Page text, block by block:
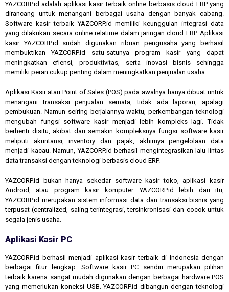
YAZCORP.id adalah aplikasi kasir terbaik online berbasis cloud ERP yang
dirancang untuk menangani berbagai usaha dengan banyak cabang.
Software kasir terbaik YAZCORP.id memiliki keunggulan integrasi data
yang dilakukan secara online relatime dalam jaringan cloud ERP. Aplikasi
kasir YAZCORP.id sudah digunakan ribuan pengusaha yang berhasil
membuktikan YAZCORP.id satu-satunya program kasir yang dapat
meningkatkan efiensi, produktivitas, serta inovasi bisnis sehingga
memiliki peran cukup penting dalam meningkatkan penjualan usaha.
Aplikasi Kasir atau Point of Sales (POS) pada awalnya hanya dibuat untuk
menangani transaksi penjualan semata, tidak ada laporan, apalagi
pembukuan. Namun seiring berjalannya waktu, perkembangan teknologi
mengubah fungsi software kasir menjadi lebih kompleks lagi. Tidak
berhenti disitu, akibat dari semakin kompleksnya fungsi software kasir
meliputi akuntansi, inventory dan pajak, akhirnya pengelolaan data
menjadi kacau. Namun, YAZCORP.id berhasil mengintegrasikan lalu lintas
data transaksi dengan teknologi berbasis cloud ERP.
YAZCORP.id bukan hanya sekedar software kasir toko, aplikasi kasir
Android, atau program kasir komputer. YAZCORP.id lebih dari itu,
YAZCORP.id merupakan sistem informasi data dan transaksi bisnis yang
terpusat (centralized, saling terintegrasi, tersinkronisasi dan cocok untuk
segala jenis usaha.
Aplikasi Kasir PC
YAZCORP.id berhasil menjadi aplikasi kasir terbaik di Indonesia dengan
berbagai fitur lengkap. Software kasir PC sendiri merupakan pilihan
terbaik karena sangat mudah digunakan dengan berbagai hardware POS
yang memerlukan koneksi USB. YAZCORP.id dibangun dengan teknologi